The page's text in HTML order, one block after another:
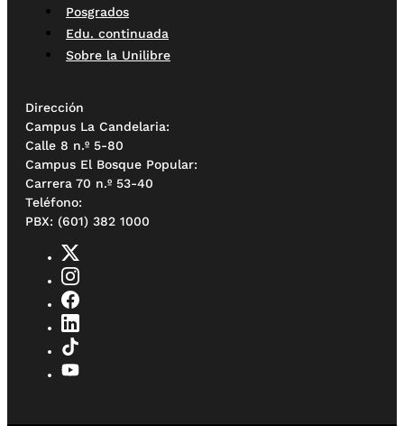
Posgrados
Edu. continuada
Sobre la Unilibre
Dirección
Campus La Candelaria:
Calle 8 n.º 5-80
Campus El Bosque Popular:
Carrera 70 n.º 53-40
Teléfono:
PBX: (601) 382 1000